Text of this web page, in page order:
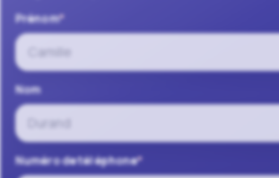
Prénom*
Nom
Numéro de téléphone*